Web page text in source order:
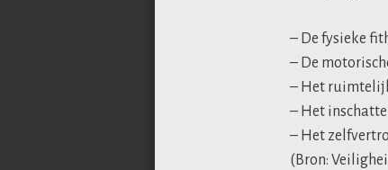
– De fysieke
– De
– Het
– Het
– Het
(Bron: